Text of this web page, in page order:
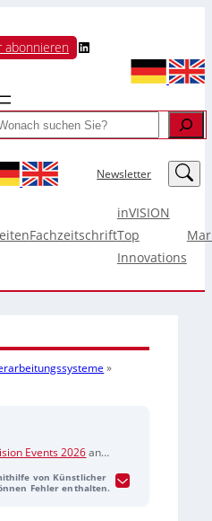
abonnieren LinkedIn
Newsletter LinkedIn
Fachzeitschrift
inVISION
Top
Innovations
»
Events 2026an
ist und vom
von Künstlicher
Fehler enthalten.